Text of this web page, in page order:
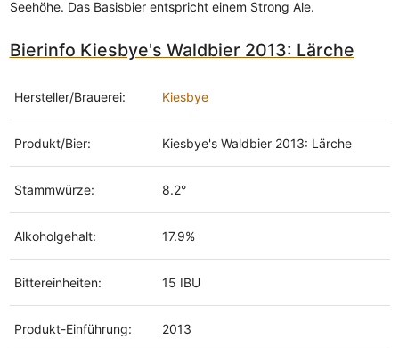
Seehöhe. Das Basisbier entspricht einem Strong Ale.
Bierinfo Kiesbye's Waldbier 2013: Lärche
Hersteller/Brauerei: Kiesbye
Produkt/Bier: Kiesbye's Waldbier 2013: Lärche
Stammwürze: 8.2°
Alkoholgehalt: 17.9%
Bittereinheiten: 15 IBU
Produkt-Einführung: 2013